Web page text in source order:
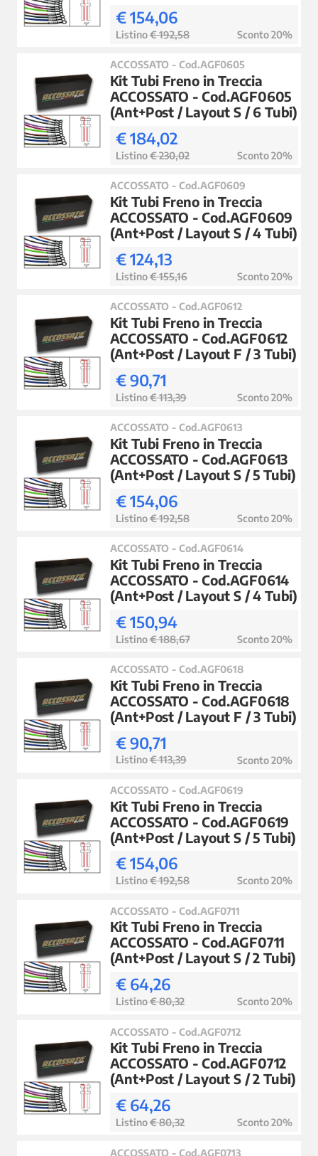
€ 154,06
Listino€ 192,58 Sconto 20%
ACCOSSATO - Cod.AGF0605
Kit Tubi Freno in Treccia
ACCOSSATO - Cod.AGF0605
(Ant+Post / Layout S / 6 Tubi)
€ 184,02
Listino€ 230,02 Sconto 20%
ACCOSSATO - Cod.AGF0609
Kit Tubi Freno in Treccia
ACCOSSATO - Cod.AGF0609
(Ant+Post / Layout S / 4 Tubi)
€ 124,13
Listino€ 155,16 Sconto 20%
ACCOSSATO - Cod.AGF0612
Kit Tubi Freno in Treccia
ACCOSSATO - Cod.AGF0612
(Ant+Post / Layout F / 3 Tubi)
€ 90,71
Listino€ 113,39 Sconto 20%
ACCOSSATO - Cod.AGF0613
Kit Tubi Freno in Treccia
ACCOSSATO - Cod.AGF0613
(Ant+Post / Layout S / 5 Tubi)
€ 154,06
Listino€ 192,58 Sconto 20%
ACCOSSATO - Cod.AGF0614
Kit Tubi Freno in Treccia
ACCOSSATO - Cod.AGF0614
(Ant+Post / Layout S / 4 Tubi)
€ 150,94
Listino€ 188,67 Sconto 20%
ACCOSSATO - Cod.AGF0618
Kit Tubi Freno in Treccia
ACCOSSATO - Cod.AGF0618
(Ant+Post / Layout F / 3 Tubi)
€ 90,71
Listino€ 113,39 Sconto 20%
ACCOSSATO - Cod.AGF0619
Kit Tubi Freno in Treccia
ACCOSSATO - Cod.AGF0619
(Ant+Post / Layout S / 5 Tubi)
€ 154,06
Listino€ 192,58 Sconto 20%
ACCOSSATO - Cod.AGF0711
Kit Tubi Freno in Treccia
ACCOSSATO - Cod.AGF0711
(Ant+Post / Layout S / 2 Tubi)
€ 64,26
Listino€ 80,32 Sconto 20%
ACCOSSATO - Cod.AGF0712
Kit Tubi Freno in Treccia
ACCOSSATO - Cod.AGF0712
(Ant+Post / Layout S / 2 Tubi)
€ 64,26
Listino€ 80,32 Sconto 20%
ACCOSSATO - Cod.AGF0713